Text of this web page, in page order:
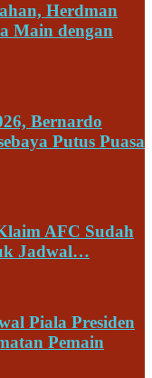
Herdman
Main dengan
Bernardo
Putus Puasa
AFC Sudah
Jadwal…
Piala Presiden
Pemain